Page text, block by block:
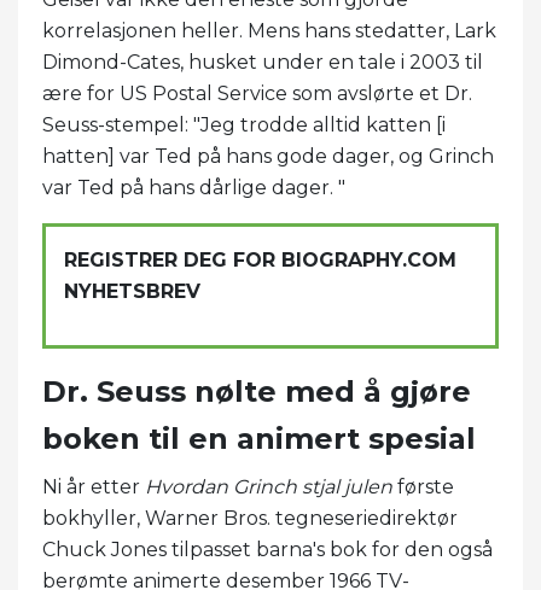
korrelasjonen heller. Mens hans stedatter, Lark
Dimond-Cates, husket under en tale i 2003 til
ære for US Postal Service som avslørte et Dr.
Seuss-stempel: "Jeg trodde alltid katten [i
hatten] var Ted på hans gode dager, og Grinch
var Ted på hans dårlige dager. "
REGISTRER DEG FOR BIOGRAPHY.COM
NYHETSBREV
Dr. Seuss nølte med å gjøre
boken til en animert spesial
Ni år etter Hvordan Grinch stjal julen første
bokhyller, Warner Bros. tegneseriedirektør
Chuck Jones tilpasset barna's bok for den også
berømte animerte desember 1966 TV-